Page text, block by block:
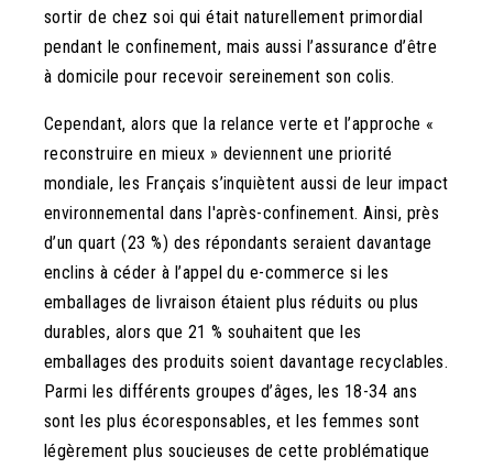
sortir de chez soi qui était naturellement primordial
pendant le confinement, mais aussi l’assurance d’être
à domicile pour recevoir sereinement son colis.
Cependant, alors que la relance verte et l’approche «
reconstruire en mieux » deviennent une priorité
mondiale, les Français s’inquiètent aussi de leur impact
environnemental dans l'après-confinement. Ainsi, près
d’un quart (23 %) des répondants seraient davantage
enclins à céder à l’appel du e-commerce si les
emballages de livraison étaient plus réduits ou plus
durables, alors que 21 % souhaitent que les
emballages des produits soient davantage recyclables.
Parmi les différents groupes d’âges, les 18-34 ans
sont les plus écoresponsables, et les femmes sont
légèrement plus soucieuses de cette problématique